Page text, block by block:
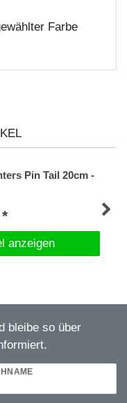
Farbe
Pin Tail 20cm -
anzeigen
bleibe so über